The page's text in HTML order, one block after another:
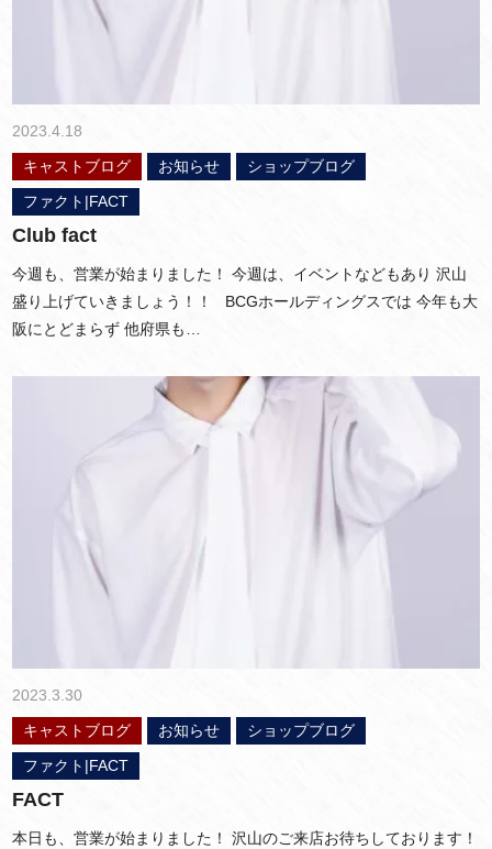
2023.4.18
キャストブログ
お知らせ
ショップブログ
ファクト|FACT
Club fact
今週も、営業が始まりました！ 今週は、イベントなどもあり 沢山
盛り上げていきましょう！！ BCGホールディングスでは 今年も大
阪にとどまらず 他府県も…
2023.3.30
キャストブログ
お知らせ
ショップブログ
ファクト|FACT
FACT
本日も、営業が始まりました！ 沢山のご来店お待ちしております！